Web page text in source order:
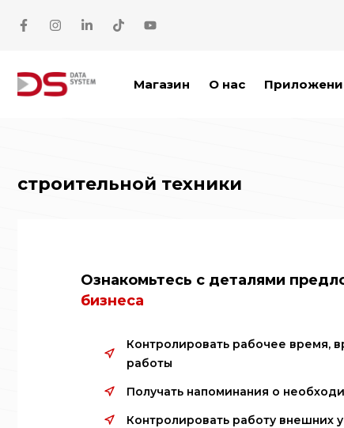
Магазин О нас
строительной техники
Ознакомьтесь с деталями
бизнеса
Контролировать рабочее время,
работы
Получать напоминания о
Контролировать работу внешних